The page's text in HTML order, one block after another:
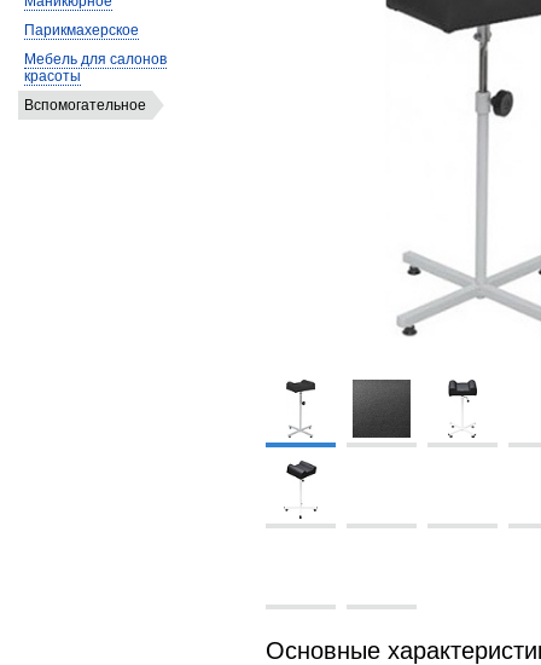
Основные
Парикмахерское
Мебель для салонов
красоты
Вспомогательное